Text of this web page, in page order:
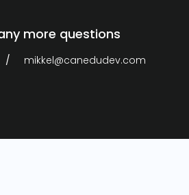
more questions
mikkel@canedudev.com